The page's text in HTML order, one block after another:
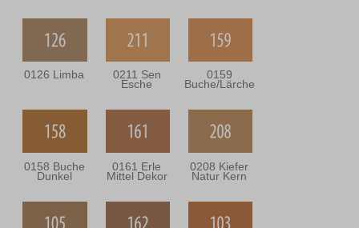
0126 Limba 0211 Sen
Esche
0159
Buche/Lärche
0158 Buche
Dunkel
0161 Erle
Mittel Dekor
0208 Kiefer
Natur Kern